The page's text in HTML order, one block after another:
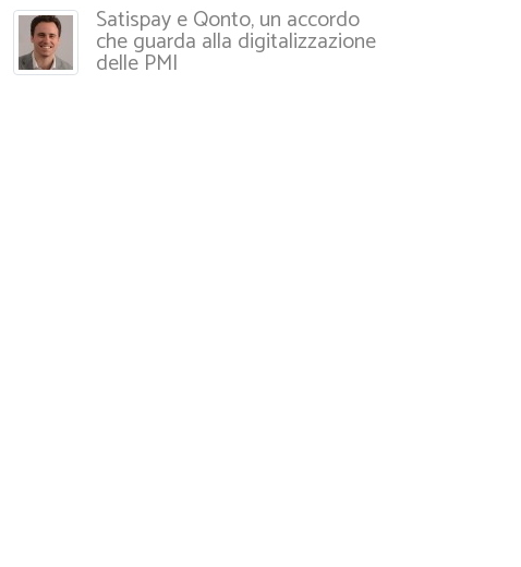
Satispay e Qonto, un accordo
che guarda alla digitalizzazione
delle PMI